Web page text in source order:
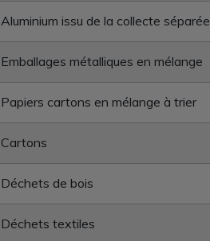
Aluminium issu de la collecte séparée
Emballages métalliques en mélange
Papiers cartons en mélange à trier
Cartons
Déchets de bois
Déchets textiles